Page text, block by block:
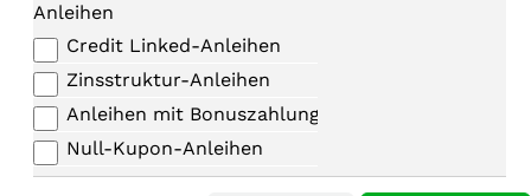
Anleihen
Credit Linked-Anleihen
Zinsstruktur-Anleihen
Anleihen mit Bonuszahlungen
Null-Kupon-Anleihen